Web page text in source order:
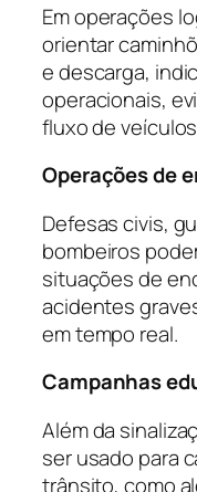
Em operações
orientar
e descarga,
operacionais,
fluxo de
Operações de
Defesas civis,
bombeiros
situações de
acidentes
em tempo real.
Campanhas
Além da
ser usado para
trânsito, como